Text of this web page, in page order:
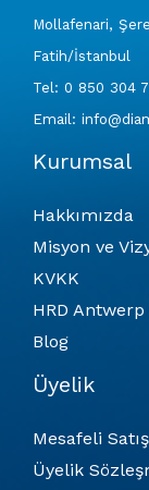
Mollafenari,
Fatih/İstanbul
Tel: 0 850 304
Email:
Kurumsal
Hakkımızda
Misyon ve
KVKK
HRD Antwerp
Blog
Üyelik
Mesafeli
Üyelik